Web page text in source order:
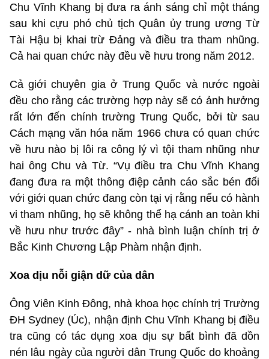
Chu Vĩnh Khang bị đưa ra ánh sáng chỉ một tháng
sau khi cựu phó chủ tịch Quân ủy trung ương Từ
Tài Hậu bị khai trừ Đảng và điều tra tham nhũng.
Cả hai quan chức này đều về hưu trong năm 2012.
Cả giới chuyên gia ở Trung Quốc và nước ngoài
đều cho rằng các trường hợp này sẽ có ảnh hưởng
rất lớn đến chính trường Trung Quốc, bởi từ sau
Cách mạng văn hóa năm 1966 chưa có quan chức
về hưu nào bị lôi ra công lý vì tội tham nhũng như
hai ông Chu và Từ. “Vụ điều tra Chu Vĩnh Khang
đang đưa ra một thông điệp cảnh cáo sắc bén đối
với giới quan chức đang còn tại vị rằng nếu có hành
vi tham nhũng, họ sẽ không thể hạ cánh an toàn khi
về hưu như trước đây” - nhà bình luận chính trị ở
Bắc Kinh Chương Lập Phàm nhận định.
Xoa dịu nỗi giận dữ của dân
Ông Viên Kinh Đông, nhà khoa học chính trị Trường
ĐH Sydney (Úc), nhận định Chu Vĩnh Khang bị điều
tra cũng có tác dụng xoa dịu sự bất bình đã dồn
nén lâu ngày của người dân Trung Quốc do khoảng